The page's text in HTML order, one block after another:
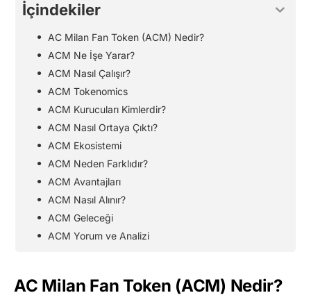
İçindekiler
AC Milan Fan Token (ACM) Nedir?
ACM Ne İşe Yarar?
ACM Nasıl Çalışır?
ACM Tokenomics
ACM Kurucuları Kimlerdir?
ACM Nasıl Ortaya Çıktı?
ACM Ekosistemi
ACM Neden Farklıdır?
ACM Avantajları
ACM Nasıl Alınır?
ACM Geleceği
ACM Yorum ve Analizi
AC Milan Fan Token (ACM) Nedir?